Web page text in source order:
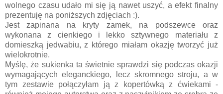
wolnego czasu udało mi się ją nawet uszyć, a efekt finalny
prezentuję na poniższych zdjęciach :).
Jest zapinana na kryty zamek, na podszewce oraz
wykonana z cienkiego i lekko sztywnego materiału z
domieszką jedwabiu, z którego miałam okazję tworzyć już
wielokrotnie.
Myślę, że sukienka ta świetnie sprawdzi się podczas okazji
wymagających eleganckiego, lecz skromnego stroju, a w
tym zestawie połączyłam ją z kopertówką z ćwiekami -